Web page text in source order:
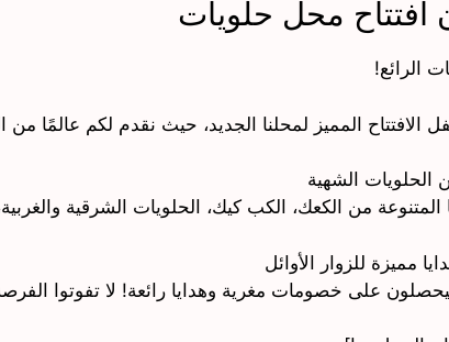
افتتاح محل حلويات
الرائع!
الافتتاح المميز لمحلنا الجديد، حيث نقدم لكم عالمًا من
الشهية
المتنوعة من الكعك، الكب كيك، الحلويات الشرقية
مميزة للزوار الأوائل
على خصومات مغرية وهدايا رائعة! لا تفوتوا